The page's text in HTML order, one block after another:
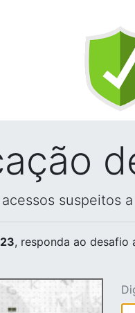
suspeitos
, responda ao desafio